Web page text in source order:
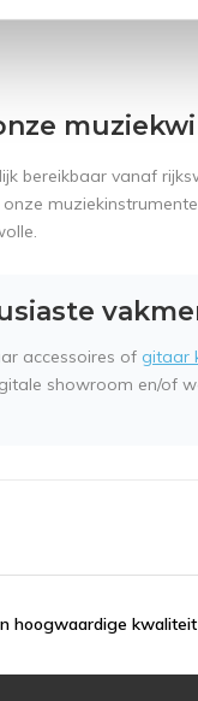
bereikbaar vanaf
accessoires of gitaar
showroom en/of
hoogwaardige kwaliteit